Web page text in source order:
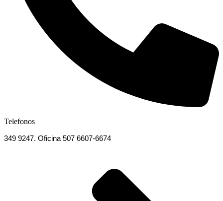
Telefonos
349 9247. Oficina 507 6607-6674